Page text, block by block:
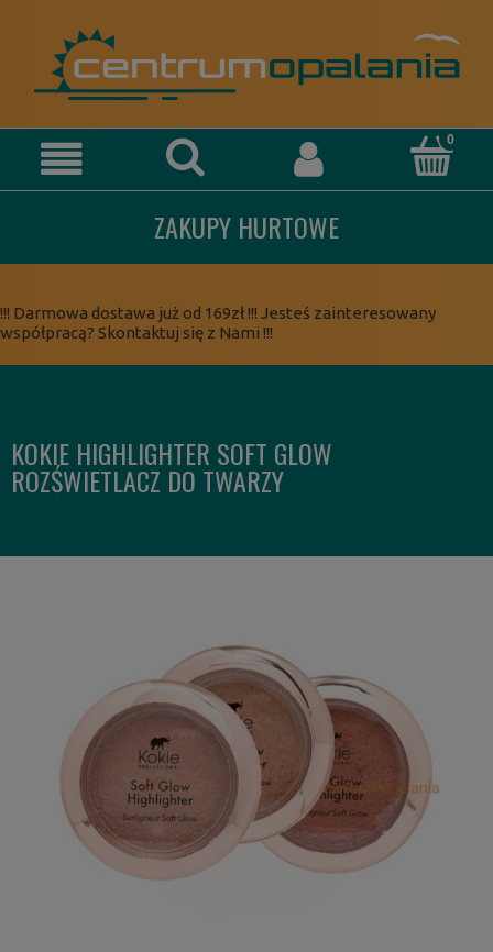
ZAKUPY HURTOWE
!!! Darmowa dostawa już od 169zł !!! Jesteś zainteresowany
współpracą? Skontaktuj się z Nami !!!
KOKIE HIGHLIGHTER SOFT GLOW
ROZŚWIETLACZ DO TWARZY